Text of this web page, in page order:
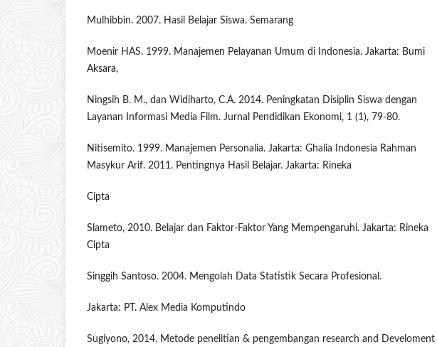
Mulhibbin. 2007. Hasil Belajar Siswa. Semarang
Moenir HAS. 1999. Manajemen Pelayanan Umum di Indonesia. Jakarta: Bumi
Aksara,
Ningsih B. M., dan Widiharto, C.A. 2014. Peningkatan Disiplin Siswa dengan
Layanan Informasi Media Film. Jurnal Pendidikan Ekonomi, 1 (1), 79-80.
Nitisemito. 1999. Manajemen Personalia. Jakarta: Ghalia Indonesia Rahman
Masykur Arif. 2011. Pentingnya Hasil Belajar. Jakarta: Rineka
Cipta
Slameto, 2010. Belajar dan Faktor-Faktor Yang Mempengaruhi. Jakarta: Rineka
Cipta
Singgih Santoso. 2004. Mengolah Data Statistik Secara Profesional.
Jakarta: PT. Alex Media Komputindo
Sugiyono, 2014. Metode penelitian & pengembangan research and Develoment